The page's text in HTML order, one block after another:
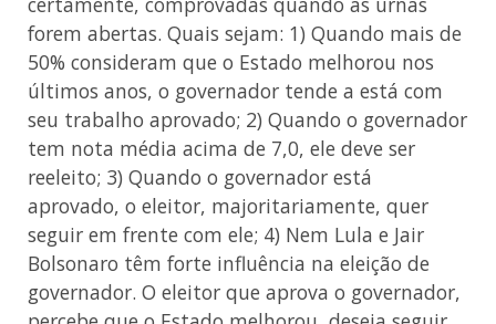
forem abertas. Quais sejam: 1) Quando mais de
50% consideram que o Estado melhorou nos
últimos anos, o governador tende a está com
seu trabalho aprovado; 2) Quando o governador
tem nota média acima de 7,0, ele deve ser
reeleito; 3) Quando o governador está
aprovado, o eleitor, majoritariamente, quer
seguir em frente com ele; 4) Nem Lula e Jair
Bolsonaro têm forte influência na eleição de
governador. O eleitor que aprova o governador,